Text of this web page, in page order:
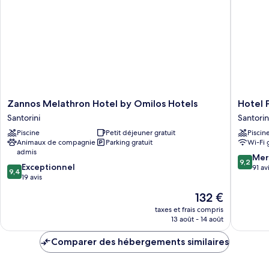
Zannos
Melathron
Hotel
by
Omilos
Hotels
Santorini
Zannos Melathron Hotel by Omilos Hotels
Santorini
Piscine
Petit déjeuner gratuit
Animaux de compagnie
admis
Parking gratuit
9.4
sur
9,4 Exceptionnel
19 avis
Le
nouveau
prix
de
132 €
taxes et frais compris
13 août - 14 août
Hotel
Porto
Perissa
Hotel
Wi-Fi
9.2
sur
9,2
91
Comparer des hébergements similaires